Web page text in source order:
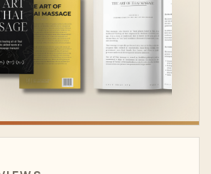
and during personal
ДЛЯ СЕБЯ КНИГУ